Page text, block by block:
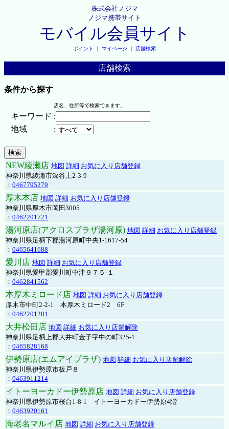
株式会社ノジマ
ノジマ携帯サイト
モバイル会員サイト
ポイント ｜ マイページ ｜ 店舗検索
店舗検索
条件から探す
店名、住所等で検索できます。
キーワード :
地域
:
NEW綾瀬店 地図 詳細 お気に入り店舗登録
神奈川県綾瀬市深谷上2-3-9
： 0467795279
厚木本店 地図 詳細 お気に入り店舗登録
神奈川県厚木市岡田3005
： 0462201721
湯河原店(アクロスプラザ湯河原) 地図 詳細 お気に入り店舗登録
神奈川県足柄下郡湯河原町中央1-1617-54
： 0465641688
愛川店 地図 詳細 お気に入り店舗登録
神奈川県愛甲郡愛川町中津９７５-１
： 0462841562
本厚木ミロード店 地図 詳細 お気に入り店舗登録
厚木市中町2-2-1 本厚木ミロード2 6F
： 0462201201
大井松田店 地図 詳細 お気に入り店舗解除
神奈川県足柄上郡大井町金子字中の町325-1
： 0465828168
伊勢原店(エムアイプラザ) 地図 詳細 お気に入り店舗解除
神奈川県伊勢原市板戸８
： 0463911214
イトーヨーカドー伊勢原店 地図 詳細 お気に入り店舗登録
神奈川県伊勢原市桜台1-8-1 イトーヨーカドー伊勢原4階
： 0463920161
海老名マルイ店 地図 詳細 お気に入り店舗登録